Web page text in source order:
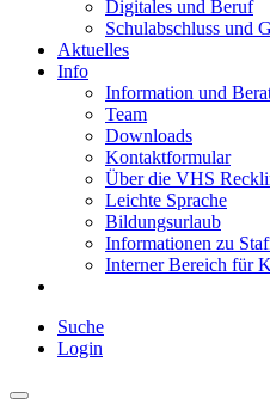
Digitales und Beruf
Schulabschluss und
Aktuelles
Info
Information und
Team
Downloads
Kontaktformular
Über die VHS
Leichte Sprache
Bildungsurlaub
Informationen zu
Interner Bereich für
Suche
Login